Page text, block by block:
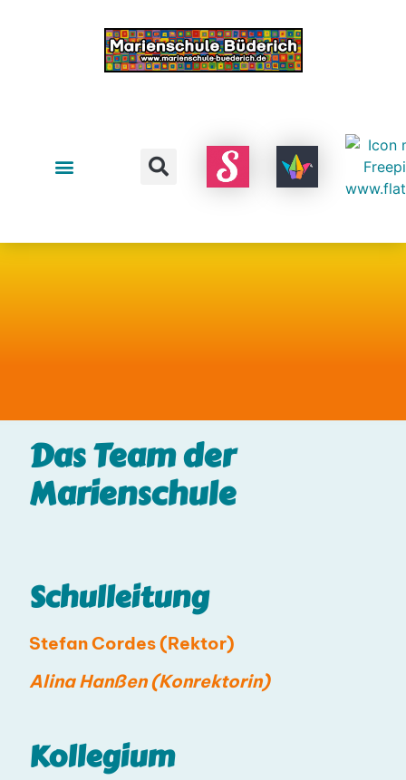
DasTeamder
Marienschule
Schulleitung
Stefan Cordes (Rektor)
Alina Hanßen (Konrektorin)
Kollegium